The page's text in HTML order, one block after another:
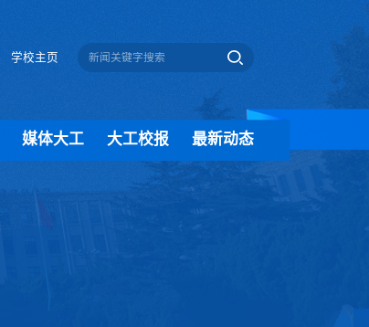
学校主页
媒体大工 大工校报 最新动态